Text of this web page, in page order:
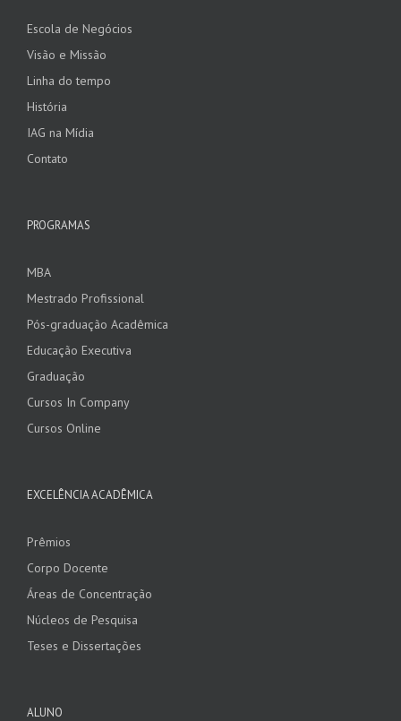
Escola de Negócios
Visão e Missão
Linha do tempo
História
IAG na Mídia
Contato
PROGRAMAS
MBA
Mestrado Profissional
Pós-graduação Acadêmica
Educação Executiva
Graduação
Cursos In Company
Cursos Online
EXCELÊNCIA ACADÊMICA
Prêmios
Corpo Docente
Áreas de Concentração
Núcleos de Pesquisa
Teses e Dissertações
ALUNO